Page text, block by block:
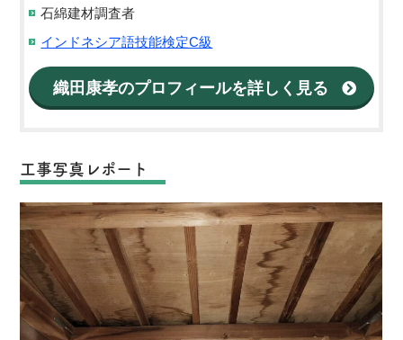
石綿建材調査者
インドネシア語技能検定C級
織田康孝のプロフィールを詳しく見る
工事写真レポート